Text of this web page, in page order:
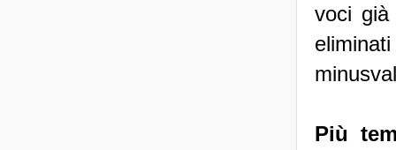
voci
Più